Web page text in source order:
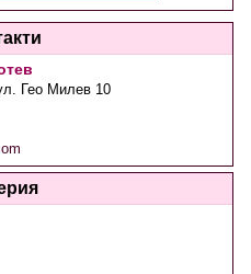
Гео Милев 10